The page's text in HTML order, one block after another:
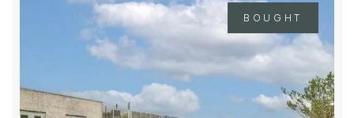
BOUGHT